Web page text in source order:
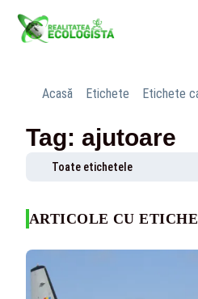
Acasă Etichete Etichete
Tag: ajutoare
Toate etichetele
ARTICOLE CU